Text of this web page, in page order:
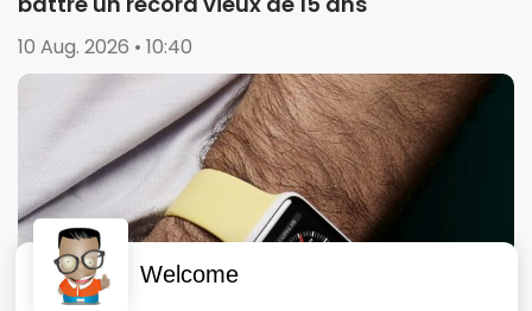
10 Aug. 2026 • 10:40
Welcome